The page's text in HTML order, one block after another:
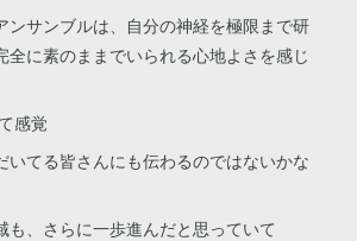
ンサンブルは、自分の神経を極限まで研
全に素のままでいられる心地よさを感じ
感覚
いてる皆さんにも伝わるのではないかな
も、さらに一歩進んだと思っていて